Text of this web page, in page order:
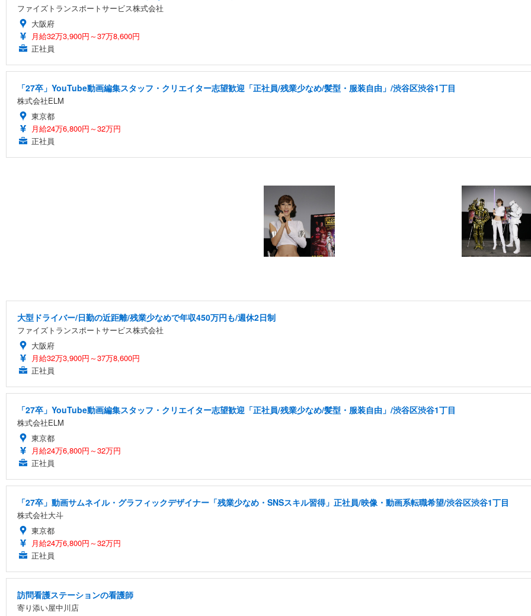
ファイズトランスポートサービス株式会社
大阪府
月給32万3,900円～37万8,600円
正社員
「27卒」YouTube動画編集スタッフ・クリエイター志望歓迎「正社員/残業少なめ/髪型・服装自由」/渋谷区渋谷1丁目
株式会社ELM
東京都
月給24万6,800円～32万円
正社員
大型ドライバー/日勤の近距離/残業少なめで年収450万円も/週休2日制
ファイズトランスポートサービス株式会社
大阪府
月給32万3,900円～37万8,600円
正社員
「27卒」YouTube動画編集スタッフ・クリエイター志望歓迎「正社員/残業少なめ/髪型・服装自由」/渋谷区渋谷1丁目
株式会社ELM
東京都
月給24万6,800円～32万円
正社員
「27卒」動画サムネイル・グラフィックデザイナー「残業少なめ・SNSスキル習得」正社員/映像・動画系転職希望/渋谷区渋谷1丁目
株式会社大斗
東京都
月給24万6,800円～32万円
正社員
訪問看護ステーションの看護師
寄り添い屋中川店